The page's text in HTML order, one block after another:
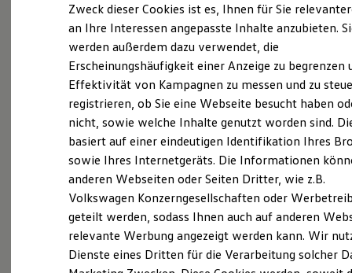
Laden
Laden unterwegs
Laden Zuhause
Ladezeitensimulator
Batterie
Sicherheit
Garantie und Lebensdauer
Nachhaltigkeit
Technologie
Kosten und Kauf
Verbrauchskosten
Kaufoptionen
E-Auto-Förderung
Software und Konnektivität
Die ID. Software 6
ID. Software Versionen und Updates
Digitale Extras
Schnittstellen zu Ihrem ID.
Zweck dieser Cookies ist es, Ihnen für Sie
an Ihre Interessen angepasste Inhalte anzubieten.
werden außerdem dazu verwendet, die
Erscheinungshäufigkeit einer Anzeige zu begrenzen
Effektivität von Kampagnen zu messen und zu
registrieren, ob Sie eine Webseite besucht haben
nicht, sowie welche Inhalte genutzt worden sind.
basiert auf einer eindeutigen Identifikation Ihres
sowie Ihres Internetgeräts. Die Informationen
anderen Webseiten oder Seiten Dritter, wie z.B.
Volkswagen Konzerngesellschaften oder
geteilt werden, sodass Ihnen auch auf anderen
relevante Werbung angezeigt werden kann. Wir
Dienste eines Dritten für die Verarbeitung solcher